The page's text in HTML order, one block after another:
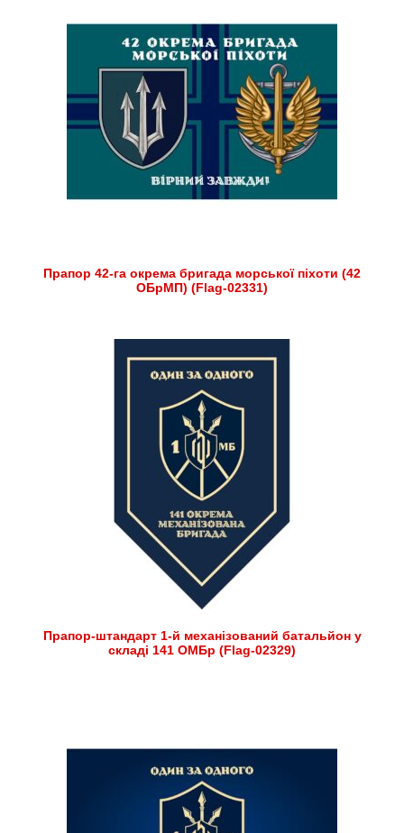
Прапор 42-га окрема бригада морської піхоти (42
ОБрМП) (Flag-02331)
Прапор-штандарт 1-й механізований батальйон у
складі 141 ОМБр (Flag-02329)